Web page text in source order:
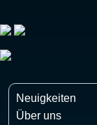
Neuigkeiten
Über uns